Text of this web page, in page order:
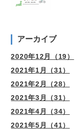
アーカイブ
2020年12月（19）
2021年1月（31）
2021年2月（28）
2021年3月（31）
2021年4月（34）
2021年5月（41）